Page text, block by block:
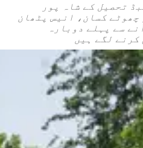
تحصیل کے شاہ پور
کسان، انیس پٹھان
سے پہلے دوبارہ
کرنے لگے ہیں